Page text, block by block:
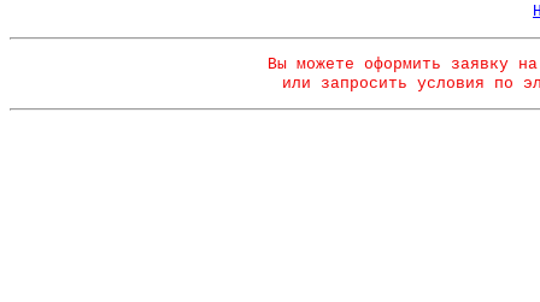
Вы можете оформить заявку
или запросить условия по